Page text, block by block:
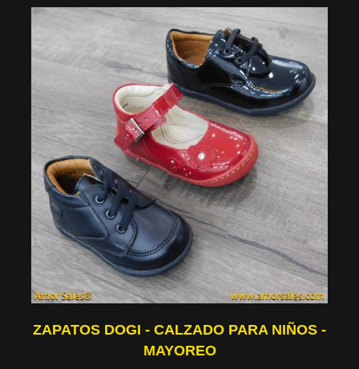
ZAPATOS DOGI - CALZADO PARA NIÑOS -
MAYOREO